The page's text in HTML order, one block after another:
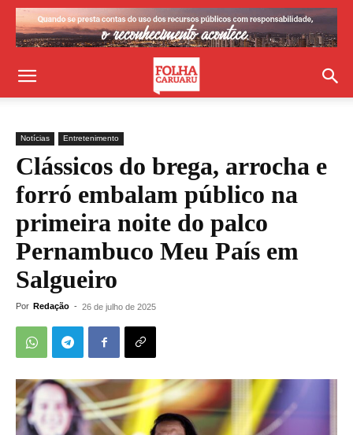
Notícias Entretenimento
Clássicos do brega, arrocha e
forró embalam público na
primeira noite do palco
Pernambuco Meu País em
Salgueiro
Por Redação - 26 de julho de 2025